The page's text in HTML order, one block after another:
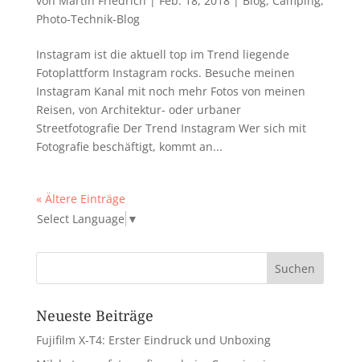
Photo-Technik-Blog
Instagram ist die aktuell top im Trend liegende
Fotoplattform Instagram rocks. Besuche meinen
Instagram Kanal mit noch mehr Fotos von meinen
Reisen, von Architektur- oder urbaner
Streetfotografie Der Trend Instagram Wer sich mit
Fotografie beschäftigt, kommt an...
« Ältere Einträge
Select Language ▼
Neueste Beiträge
Fujifilm X-T4: Erster Eindruck und Unboxing